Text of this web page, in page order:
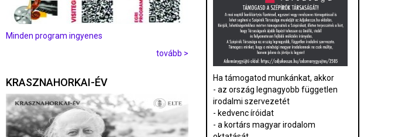
Minden program ingyenes
tovább >
KRASZNAHORKAI-ÉV
Ha támogatod munkánkat, akkor
- az ország legnagyobb független
irodalmi szervezetét
- kedvenc íróidat
- a kortárs magyar irodalom